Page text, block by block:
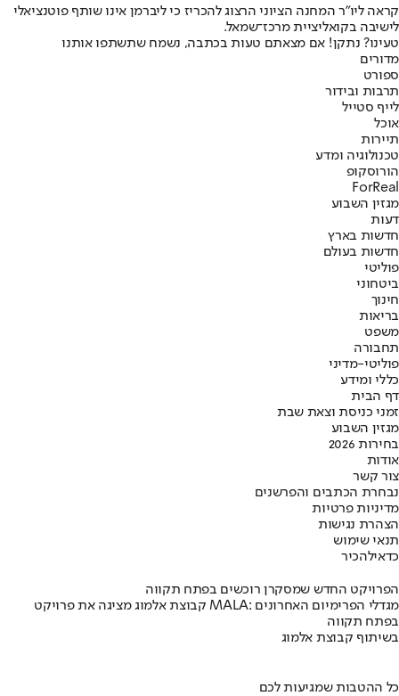
קראה ליו"ר המחנה הציוני הרצוג להכריז כי ליברמן אינו שותף פוטנציאלי
לישיבה בקואליציית מרכז־שמאל.
טעינו? נתקן! אם מצאתם טעות בכתבה, נשמח שתשתפו אותנו
מדורים
ספורט
תרבות ובידור
לייף סטייל
אוכל
תיירות
טכנולוגיה ומדע
הורוסקופ
ForReal
מגזין השבוע
דעות
חדשות בארץ
חדשות בעולם
פוליטי
ביטחוני
חינוך
בריאות
משפט
תחבורה
פוליטי-מדיני
כללי ומידע
דף הבית
זמני כניסת וצאת שבת
מגזין השבוע
בחירות 2026
אודות
צור קשר
נבחרת הכתבים והפרשנים
מדיניות פרטיות
הצהרת נגישות
תנאי שימוש
כדאילהכיר
הפרויקט החדש שמסקרן רוכשים בפתח תקווה
קבוצת אלמוג מציגה את פרויקט MALA: מגדלי הפרימיום האחרונים
בפתח תקווה
בשיתוף קבוצת אלמוג
כל ההטבות שמגיעות לכם